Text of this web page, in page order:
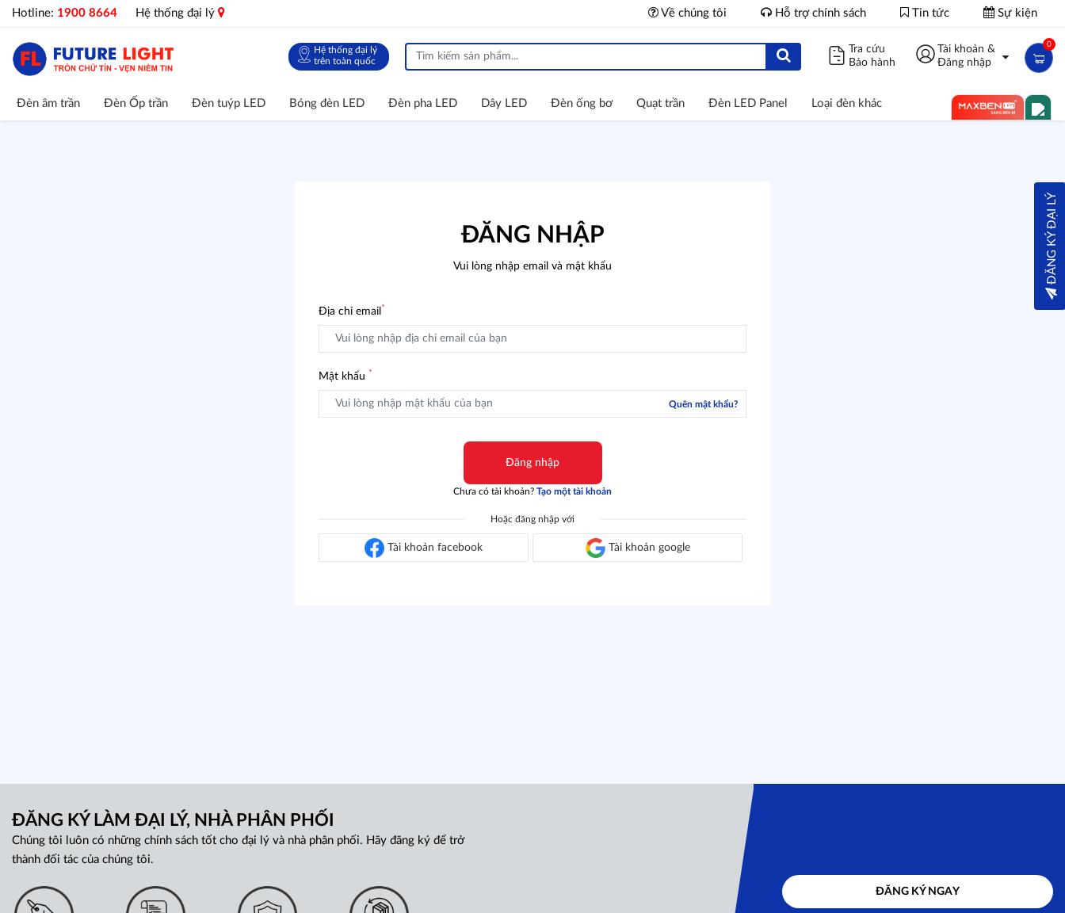
Hotline: 1900 8664 Hệ thống đại lý Về chúng tôi Hỗ trợ chính sách Tin tức Sự kiện
Hệ thống đại lý
trên toàn quốc
Tra cứu
Bảo hành
Tài khoản &
Đăng nhập
0
Đèn âm trần Đèn Ốp trần Đèn tuýp LED Bóng đèn LED Đèn pha LED Dây LED Đèn ống bơ Quạt trần Đèn LED Panel Loại đèn khác
ĐĂNG NHẬP
Vui lòng nhập email và mật khẩu
Địa chỉ email *
Mật khẩu *
Quên mật khẩu?
Đăng nhập
Chưa có tài khoản? Tạo một tài khoản
Hoặc đăng nhập với
Tài khoản facebook Tài khoản google
ĐĂNG KÝ LÀM ĐẠI LÝ, NHÀ PHÂN PHỐI
Chúng tôi luôn có những chính sách tốt cho đại lý và nhà phân phối. Hãy đăng ký để trở
thành đối tác của chúng tôi.
ĐĂNG KÝ NGAY
ĐĂNG KÝ ĐẠI LÝ